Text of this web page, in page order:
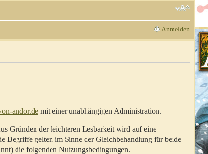
Anmelden
andor.de mit einer unabhängigen Administration.
Gründen der leichteren Lesbarkeit wird auf eine
Begriffe gelten im Sinne der Gleichbehandlung für beide
die folgenden Nutzungsbedingungen.